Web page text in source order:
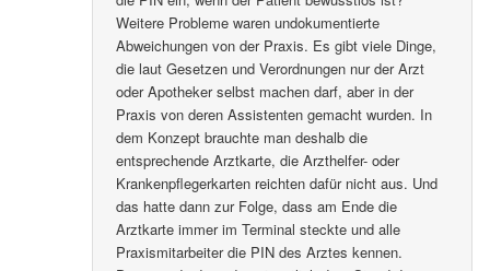
Weitere Probleme waren undokumentierte
Abweichungen von der Praxis. Es gibt viele Dinge,
die laut Gesetzen und Verordnungen nur der Arzt
oder Apotheker selbst machen darf, aber in der
Praxis von deren Assistenten gemacht wurden. In
dem Konzept brauchte man deshalb die
entsprechende Arztkarte, die Arzthelfer- oder
Krankenpflegerkarten reichten dafür nicht aus. Und
das hatte dann zur Folge, dass am Ende die
Arztkarte immer im Terminal steckte und alle
Praxismitarbeiter die PIN des Arztes kennen.